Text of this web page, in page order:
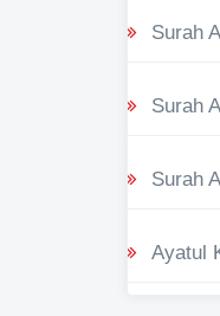
Surah
Surah
Surah
Ayatul